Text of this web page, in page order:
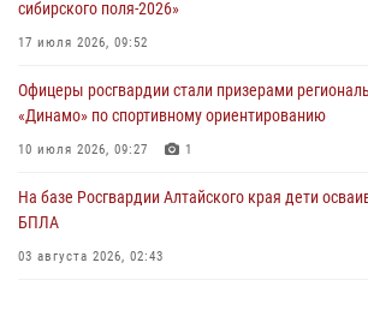
Сотрудники Росгвардии провели встречу с
03 июля 2026, 04:03
Управление Росгвардии по Алтайскому краю
02 июля 2026, 00:55
В краевом управлении вневедомственной
сибирского поля-2026»
17 июля 2026, 09:52
Офицеры росгвардии стали призерами
«Динамо» по спортивному ориентированию
10 июля 2026, 09:27 1
На базе Росгвардии Алтайского края дети
БПЛА
03 августа 2026, 02:43